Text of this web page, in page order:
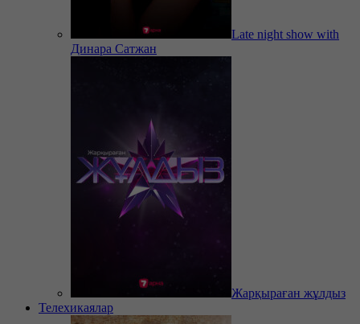
Late night show with
Динара Сатжан
Жарқыраған жұлдыз
Телехикаялар